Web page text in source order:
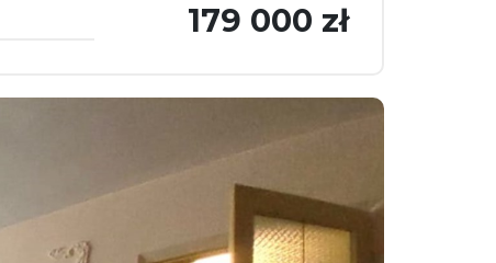
179 000 zł